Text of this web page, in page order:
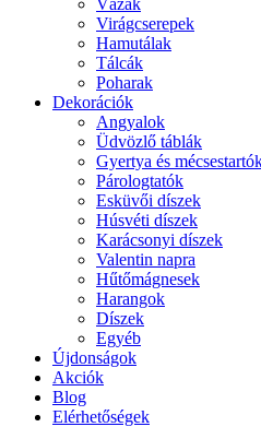
Vázák
Virágcserepek
Hamutálak
Tálcák
Poharak
Dekorációk
Angyalok
Üdvözlő táblák
Gyertya és
Párologtatók
Esküvői díszek
Húsvéti díszek
Karácsonyi díszek
Valentin napra
Hűtőmágnesek
Harangok
Díszek
Egyéb
Újdonságok
Akciók
Blog
Elérhetőségek